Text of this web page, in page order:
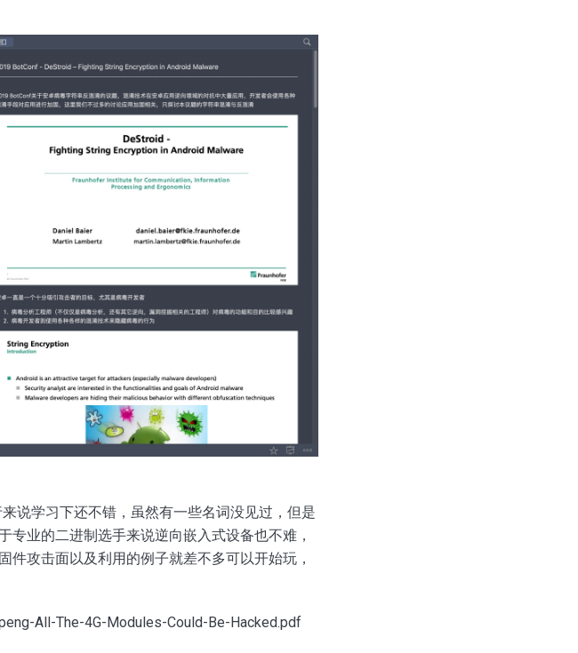
说学习下还不错，虽然有一些名词没见过，但是
业的二进制选手来说逆向嵌入式设备也不难，
攻击面以及利用的例子就差不多可以开始玩，
All-The-4G-Modules-Could-Be-Hacked.pdf